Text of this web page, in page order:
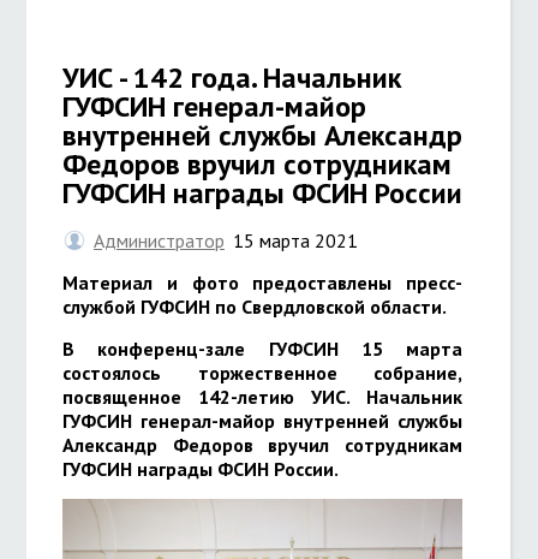
УИС - 142 года. Начальник
ГУФСИН генерал-майор
внутренней службы Александр
Федоров вручил сотрудникам
ГУФСИН награды ФСИН России
Администратор 15 марта 2021
Материал и фото предоставлены пресс-
службой ГУФСИН по Свердловской области.
В конференц-зале ГУФСИН 15 марта
состоялось торжественное собрание,
посвященное 142-летию УИС. Начальник
ГУФСИН генерал-майор внутренней службы
Александр Федоров вручил сотрудникам
ГУФСИН награды ФСИН России.